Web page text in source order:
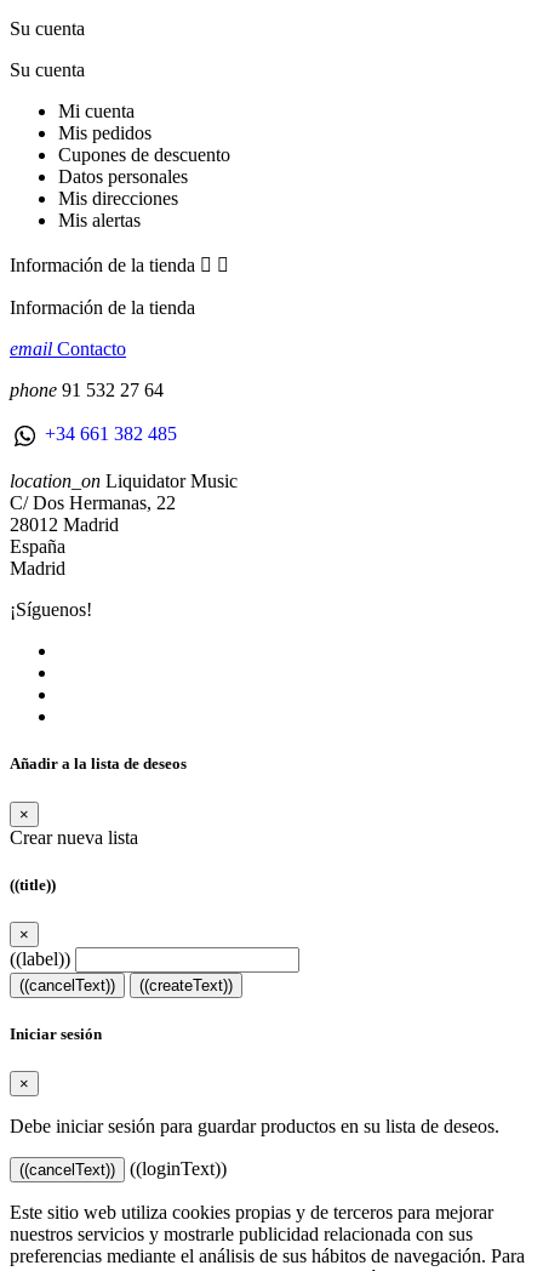
Su cuenta
Su cuenta
Mi cuenta
Mis pedidos
Cupones de descuento
Datos personales
Mis direcciones
Mis alertas
Información de la tienda  
Información de la tienda
email Contacto
phone 91 532 27 64
+34 661 382 485
location_on Liquidator Music
C/ Dos Hermanas, 22
28012 Madrid
España
Madrid
¡Síguenos!
Añadir a la lista de deseos
×
Crear nueva lista
((title))
×
((label))
((cancelText)) ((createText))
Iniciar sesión
×
Debe iniciar sesión para guardar productos en su lista de deseos.
((cancelText)) ((loginText))
Este sitio web utiliza cookies propias y de terceros para mejorar
nuestros servicios y mostrarle publicidad relacionada con sus
preferencias mediante el análisis de sus hábitos de navegación. Para